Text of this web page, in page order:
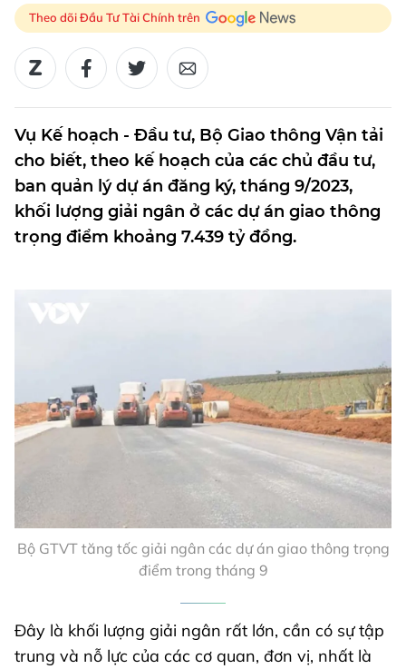
Theo dõi Đầu Tư Tài Chính trên
Vụ Kế hoạch - Đầu tư, Bộ Giao thông Vận tải
cho biết, theo kế hoạch của các chủ đầu tư,
ban quản lý dự án đăng ký, tháng 9/2023,
khối lượng giải ngân ở các dự án giao thông
trọng điểm khoảng 7.439 tỷ đồng.
Bộ GTVT tăng tốc giải ngân các dự án giao thông trọng
điểm trong tháng 9
Đây là khối lượng giải ngân rất lớn, cần có sự tập
trung và nỗ lực của các cơ quan, đơn vị, nhất là